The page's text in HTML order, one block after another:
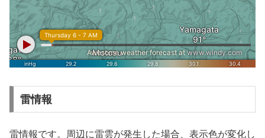
雷情報
雷情報です。周辺に雷雲が発生した場合、表示色が変化し